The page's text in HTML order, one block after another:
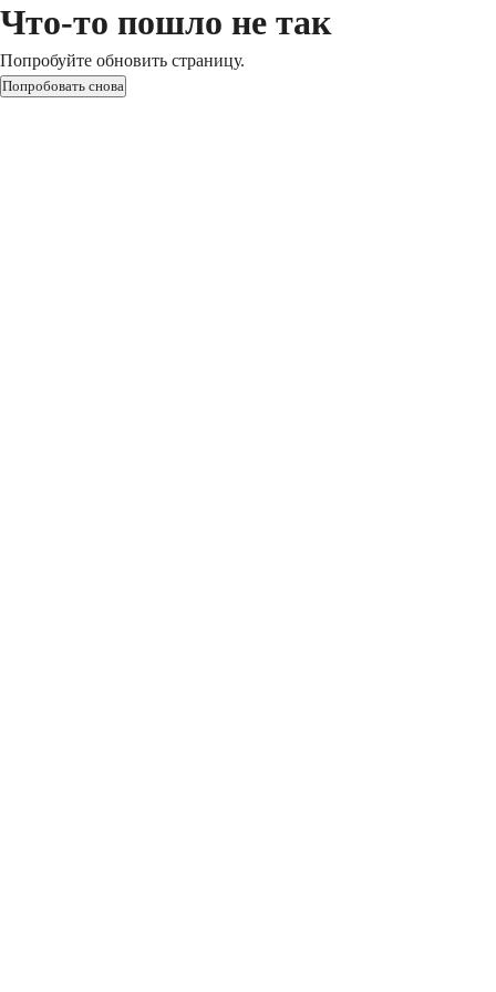
Что-то пошло не так
Попробуйте обновить страницу.
Попробовать снова